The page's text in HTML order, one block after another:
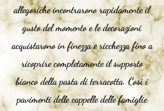
allegoriche incontrarono rapidamente il
gusto del momento e le decorazioni
acquistarono in finezza e ricchezza fino a
ricoprire completamente il supporto
bianco della pasta di terracotta. Così i
pavimenti delle cappelle delle famiglie